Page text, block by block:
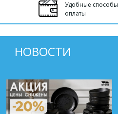
Удобные способы
оплаты
НОВОСТИ